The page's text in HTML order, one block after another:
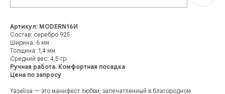
Артикул: MODERN16И
Состав: серебро 925
Ширина: 6 мм
Толщина: 1,4 мм
Средний вес: 4,5 гр.
Ручная работа. Комфортная посадка
Цена по запросу
Yaselisa — это манифест любви, запечатленный в благородном